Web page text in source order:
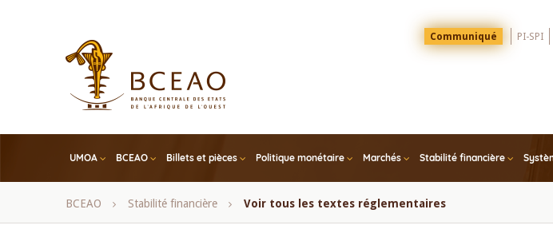
Menu
Top
Communiqué PI-SPI
UMOA BCEAO Billets et pièces Politique monétaire Marchés Stabilité financière
Fil
BCEAO Stabilité financière Voir tous les textes réglementaires